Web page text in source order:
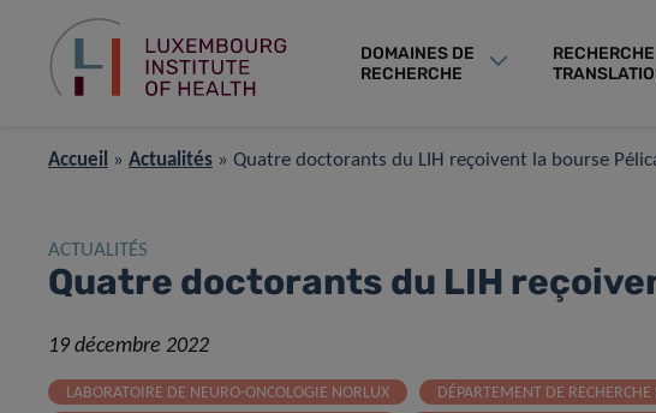
DOMAINES DE
RECHERCHE
RECHERCHE
Accueil » Actualités » Quatre doctorants du LIH reçoivent la bourse
ACTUALITÉS
Quatre doctorants du LIH
19 décembre 2022
LABORATOIRE DE NEURO-ONCOLOGIE NORLUX
DÉPARTEMENT DE RECHERCHE